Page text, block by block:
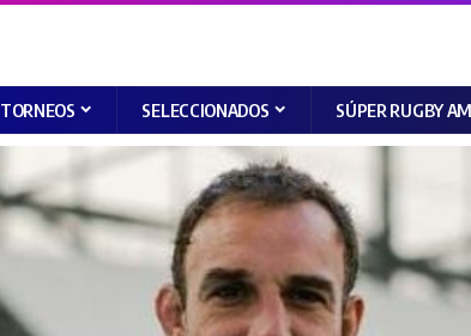
TORNEOS SELECCIONADOS SÚPER RUGBY